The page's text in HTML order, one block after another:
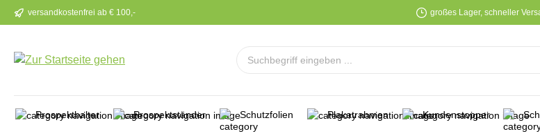
Hauptinhalt springen
Zur Suche springen
Zur Hauptnavigation springen
versandkostenfrei ab € 100,- großes Lager, schneller
Prospekthalter Prospektständer Schutzfolien Plakatrahmen Kundenstopper